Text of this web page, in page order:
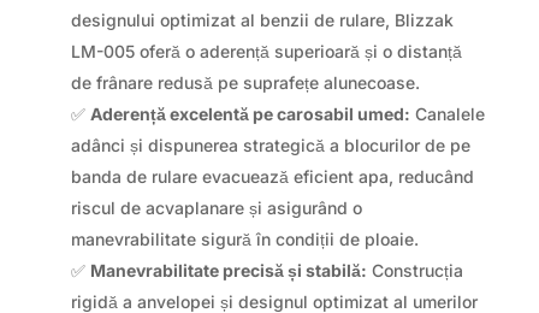
designului optimizat al benzii de rulare, Blizzak
LM-005 oferă o aderență superioară și o distanță
de frânare redusă pe suprafețe alunecoase.
✅ Aderență excelentă pe carosabil umed: Canalele
adânci și dispunerea strategică a blocurilor de pe
banda de rulare evacuează eficient apa, reducând
riscul de acvaplanare și asigurând o
manevrabilitate sigură în condiții de ploaie.
✅ Manevrabilitate precisă și stabilă: Construcția
rigidă a anvelopei și designul optimizat al umerilor